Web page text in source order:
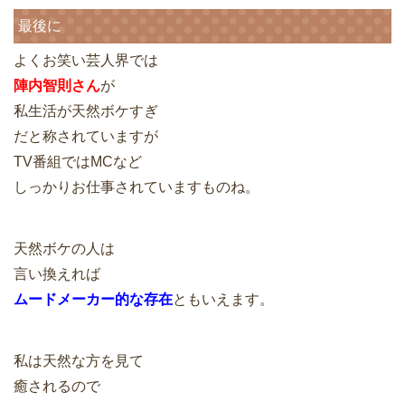
最後に
よくお笑い芸人界では
陣内智則さんが
私生活が天然ボケすぎ
だと称されていますが
TV番組ではMCなど
しっかりお仕事されていますものね。
天然ボケの人は
言い換えれば
ムードメーカー的な存在ともいえます。
私は天然な方を見て
癒されるので